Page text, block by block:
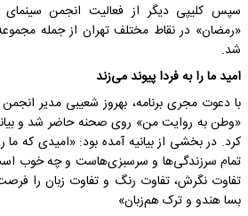
سپس کلیپی دیگر از فعالیت انجمن
«رمضان» در نقاط مختلف تهران از جمله
شد.
امید ما را به فردا پیوند می‌زند
با دعوت مجری برنامه، بهروز شعیبی مدیر
«وطن به روایت من» روی صحنه حاضر شد و
کرد. در بخشی از بیانیه آمده بود: «امیدی که ما
تمام سرزندگی‌ها و سرسبزی‌هاست و چه خوب است
تفاوت نگرش، تفاوت رنگ‌ و تفاوت زبان‌ را
بسا هندو و ترک هم‌زبان»